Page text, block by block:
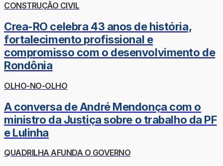
CONSTRUÇÃO CIVIL
Crea-RO celebra 43 anos de história,
fortalecimento profissional e
compromisso com o desenvolvimento de
Rondônia
OLHO-NO-OLHO
A conversa de André Mendonça com o
ministro da Justiça sobre o trabalho da PF
e Lulinha
QUADRILHA AFUNDA O GOVERNO